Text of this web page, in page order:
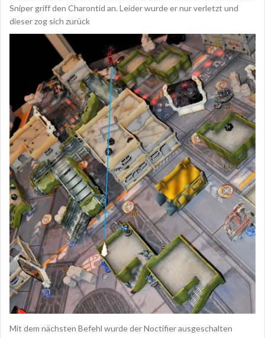
Sniper griff den Charontid an. Leider wurde er nur verletzt und
dieser zog sich zurück
Mit dem nächsten Befehl wurde der Noctifier ausgeschalten